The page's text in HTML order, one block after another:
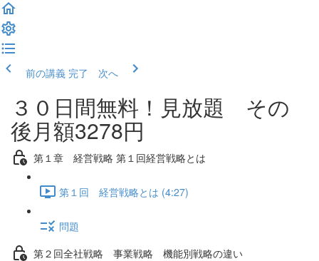
前の講義 完了 次へ
３０日間無料！見放題 その
後月額3278円
第１章 経営戦略 第１回経営戦略とは
第１回 経営戦略とは (4:27)
問題
第２回全社戦略 事業戦略 機能別戦略の違い